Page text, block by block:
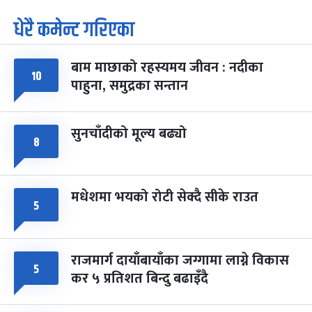
७
आइत
पूर्णिमा व्रत
चैत्र ७, २०८३-Mar 21, 2027
८ फागुपूर्णिमा
चैत्र ८, २०८३-Mar 22, 2027
७ महिना बाँकी
धेरै कमेन्ट गरिएका
१० बाम माछाको रहस्यमय जीवन : नदीका
पाहुना, समुद्रका सन्तान
८ सुनचाँदीको मूल्य बढ्यो
५ मधेशमा भयको रोटी सेक्दै सीके राउत
५ राजमार्ग दायाँबायाँका जग्गामा लाग्ने विकास
कर ५ प्रतिशत बिन्दु बढाइँदै